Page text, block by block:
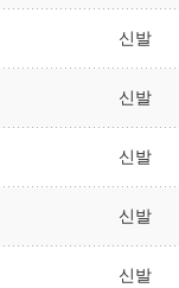
신발
신발
신발
신발
신발